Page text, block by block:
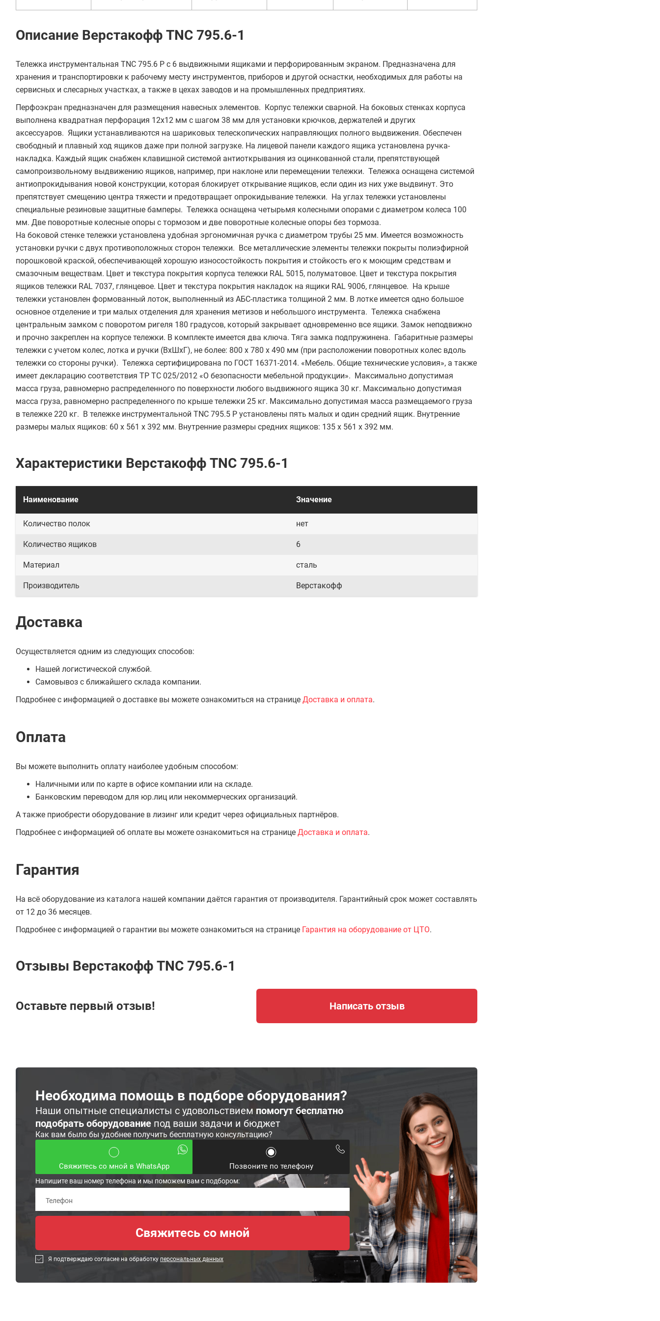
Описание Верстакофф TNC 795.6-1
Тележка инструментальная TNC 795.6 Р с 6 выдвижными ящиками и перфорированным экраном. Предназначена для
хранения и транспортировки к рабочему месту инструментов, приборов и другой оснастки, необходимых для работы на
сервисных и слесарных участках, а также в цехах заводов и на промышленных предприятиях.
Перфоэкран предназначен для размещения навесных элементов. Корпус тележки сварной. На боковых стенках корпуса
выполнена квадратная перфорация 12х12 мм с шагом 38 мм для установки крючков, держателей и других
аксессуаров. Ящики устанавливаются на шариковых телескопических направляющих полного выдвижения. Обеспечен
свободный и плавный ход ящиков даже при полной загрузке. На лицевой панели каждого ящика установлена ручка-
накладка. Каждый ящик снабжен клавишной системой антиоткрывания из оцинкованной стали, препятствующей
самопроизвольному выдвижению ящиков, например, при наклоне или перемещении тележки. Тележка оснащена системой
антиопрокидывания новой конструкции, которая блокирует открывание ящиков, если один из них уже выдвинут. Это
препятствует смещению центра тяжести и предотвращает опрокидывание тележки. На углах тележки установлены
специальные резиновые защитные бамперы. Тележка оснащена четырьмя колесными опорами с диаметром колеса 100
мм. Две поворотные колесные опоры с тормозом и две поворотные колесные опоры без тормоза.
На боковой стенке тележки установлена удобная эргономичная ручка с диаметром трубы 25 мм. Имеется возможность
установки ручки с двух противоположных сторон тележки. Все металлические элементы тележки покрыты полиэфирной
порошковой краской, обеспечивающей хорошую износостойкость покрытия и стойкость его к моющим средствам и
смазочным веществам. Цвет и текстура покрытия корпуса тележки RAL 5015, полуматовое. Цвет и текстура покрытия
ящиков тележки RAL 7037, глянцевое. Цвет и текстура покрытия накладок на ящики RAL 9006, глянцевое. На крыше
тележки установлен формованный лоток, выполненный из АБС-пластика толщиной 2 мм. В лотке имеется одно большое
основное отделение и три малых отделения для хранения метизов и небольшого инструмента. Тележка снабжена
центральным замком с поворотом ригеля 180 градусов, который закрывает одновременно все ящики. Замок неподвижно
и прочно закреплен на корпусе тележки. В комплекте имеется два ключа. Тяга замка подпружинена. Габаритные размеры
тележки с учетом колес, лотка и ручки (ВхШхГ), не более: 800 х 780 х 490 мм (при расположении поворотных колес вдоль
тележки со стороны ручки). Тележка сертифицирована по ГОСТ 16371-2014. «Мебель. Общие технические условия», а также
имеет декларацию соответствия ТР ТС 025/2012 «О безопасности мебельной продукции». Максимально допустимая
масса груза, равномерно распределенного по поверхности любого выдвижного ящика 30 кг. Максимально допустимая
масса груза, равномерно распределенного по крыше тележки 25 кг. Максимально допустимая масса размещаемого груза
в тележке 220 кг. В тележке инструментальной TNC 795.5 Р установлены пять малых и один средний ящик. Внутренние
размеры малых ящиков: 60 х 561 х 392 мм. Внутренние размеры средних ящиков: 135 х 561 х 392 мм.
Характеристики Верстакофф TNC 795.6-1
Наименование Значение
Количество полок нет
Количество ящиков 6
Материал сталь
Производитель Верстакофф
Доставка
Осуществляется одним из следующих способов:
Нашей логистической службой.
Самовывоз с ближайшего склада компании.
Подробнее с информацией о доставке вы можете ознакомиться на странице Доставка и оплата.
Оплата
Вы можете выполнить оплату наиболее удобным способом:
Наличными или по карте в офисе компании или на складе.
Банковским переводом для юр.лиц или некоммерческих организаций.
А также приобрести оборудование в лизинг или кредит через официальных партнёров.
Подробнее с информацией об оплате вы можете ознакомиться на странице Доставка и оплата.
Гарантия
На всё оборудование из каталога нашей компании даётся гарантия от производителя. Гарантийный срок может составлять
от 12 до 36 месяцев.
Подробнее с информацией о гарантии вы можете ознакомиться на странице Гарантия на оборудование от ЦТО.
Отзывы Верстакофф TNC 795.6-1
Оставьте первый отзыв! Написать отзыв
Необходима помощь в подборе оборудования?
Наши опытные специалисты с удовольствием помогут бесплатно
подобрать оборудование под ваши задачи и бюджет
Как вам было бы удобнее получить бесплатную консультацию?
Свяжитесь со мной в WhatsApp Позвоните по телефону
Напишите ваш номер телефона и мы поможем вам с подбором:
Я подтверждаю согласие на обработку персональных данных